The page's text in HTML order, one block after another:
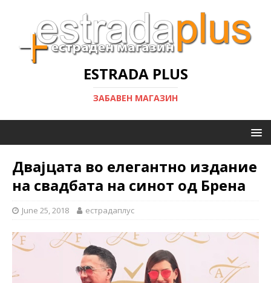
ESTRADA PLUS
ЗАБАВЕН МАГАЗИН
Двајцата во елегантно издание
на свадбата на синот од Брена
June 25, 2018 естрадаплус